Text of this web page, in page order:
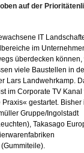
auf der
IT
im
überdecken können,
viele Baustellen in
Lars Landwehrkamp.
im Corporate TV Kanal
gestartet. Bisher
Gruppe/Ingolstadt
Takasago